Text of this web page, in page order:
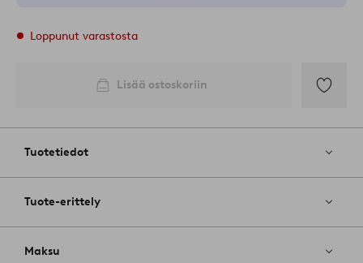
Loppunut varastosta
Lisää ostoskoriin
Tuotetiedot
Tuote-erittely
Maksu